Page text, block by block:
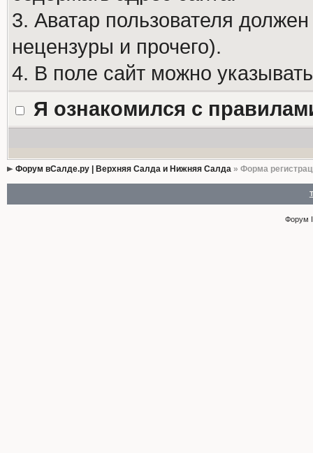
3. Аватар пользователя
нецензуры и прочего).
4. В поле сайт можно
Я ознакомился с
Форум вСалде.ру | Верхняя Салда и Нижняя Салда» Форма
Форум